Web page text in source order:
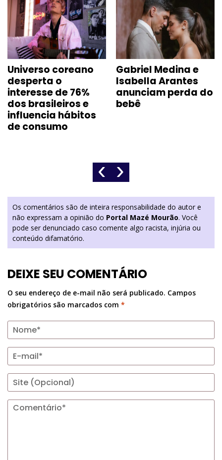
Universo coreano
desperta o
interesse de 76%
dos brasileiros e
influencia hábitos
de consumo
Gabriel Medina e
Isabella Arantes
anunciam perda do
bebê
‹ ›
Os comentários são de inteira responsabilidade do autor e
não expressam a opinião do Portal Mazé Mourão. Você
pode ser denunciado caso comente algo racista, injúria ou
conteúdo difamatório.
DEIXE SEU COMENTÁRIO
O seu endereço de e-mail não será publicado. Campos
obrigatórios são marcados com *